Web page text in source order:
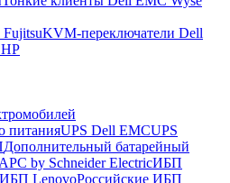
KVM-переключатели Dell
питанияUPS Dell EMCUPS
Дополнительный батарейный
by Schneider ElectricИБП
ИБП LenovoРоссийские ИБП